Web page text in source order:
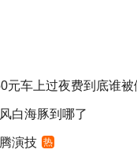
元车上过夜费到底谁被
白海豚到哪了
演技 热